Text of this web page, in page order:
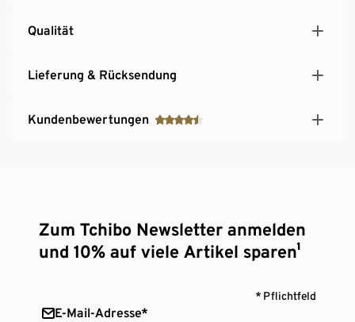
Qualität
Lieferung & Rücksendung
Kundenbewertungen
Zum Tchibo Newsletter anmelden
und 10% auf viele Artikel sparen¹
* Pflichtfeld
E-Mail-Adresse*